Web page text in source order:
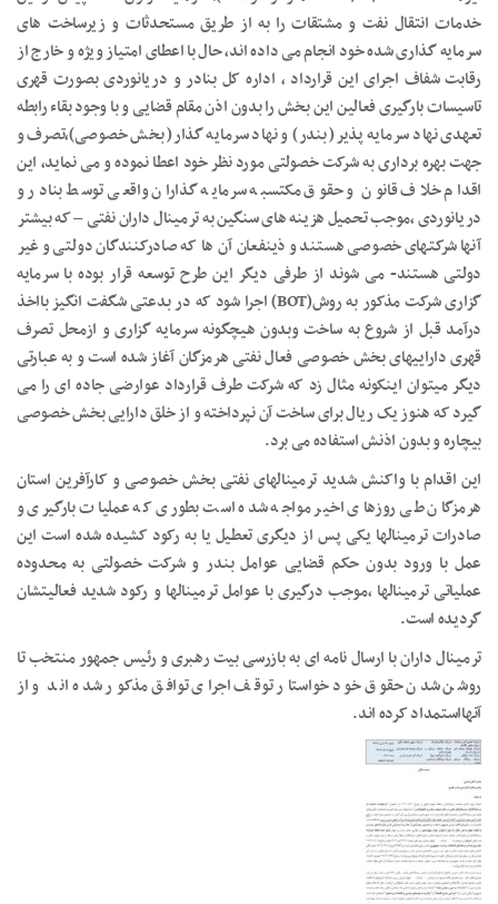
خدمات انتقال نفت و مشتقات را به از طریق مستحدثات و زیرساخت های
سرمایه گذاری شده خود انجام می داده اند، حال با اعطای امتیاز ویژه و خارج از
رقابت شفاف اجرای این قرارداد ، اداره کل بنادر و دریانوردی بصورت قهرى
تاسیسات بارگیری فعالین این بخش را بدون اذن مقام قضایی و با وجود بقاء رابطه
تعهدی نهاد سرمایه پذیر( بندر) و نهاد سرمایه گذار( بخش خصوصی)،تصرف و
جهت بهره بردارى به شرکت خصولتی مورد نظر خود اعطا نموده و می نماید، این
اقدام خلاف قانون و حقوق مکتسبه سرمایه گذاران واقعی توسط بنادر و
دریانوردی ،موجب تحمیل هزینه های سنگین به ترمینال داران نفتی – که بیشتر
آنها شرکتهای خصوصی هستند و ذینفعان آن ها که صادرکنندگان دولتی و غیر
دولتی هستند- می شوند از طرفی دیگر این طرح توسعه قرار بوده با سرمایه
گزاری شرکت مذکور به روش(BOT) اجرا شود که در بدعتی شگفت انگیز بااخذ
درآمد قبل از شروع به ساخت وبدون هیچگونه سرمایه گزاری و ازمحل تصرف
قهری داراییهای بخش خصوصی فعال نفتی هرمزگان آغاز شده است و به عبارتی
دیگر میتوان اینکونه مثال زد که شرکت طرف قرارداد عوارضی جاده ای را می
گیرد که هنوز یک ریال برای ساخت آن نپرداخته و از خلق دارایی بخش خصوصی
بیچاره و بدون اذنش استفاده می برد.
این اقدام با واکنش شدید ترمینالهای نفتی بخش خصوصی و کارآفرین استان
هرمزگان طی روزهای اخیر مواجه شده است بطوری که عملیات بارگیری و
صادرات ترمینالها یکی پس از دیگری تعطیل یا به رکود کشیده شده است این
عمل با ورود بدون حکم قضایی عوامل بندر و شرکت خصولتی به محدوده
عملیاتی ترمینالها ،موجب درگیری با عوامل ترمینالها و رکود شدید فعالیتشان
گردیده است.
ترمینال داران با ارسال نامه ای به بازرسی بیت رهبری و رئیس جمهور منتخب تا
روشن شدن حقوق خود خواستار توقف اجرای توافق مذکور شده اند و از
آنهااستمداد کرده اند.